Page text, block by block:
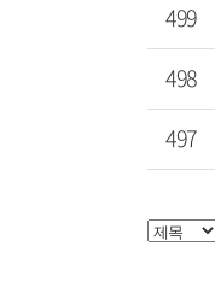
499
498
497